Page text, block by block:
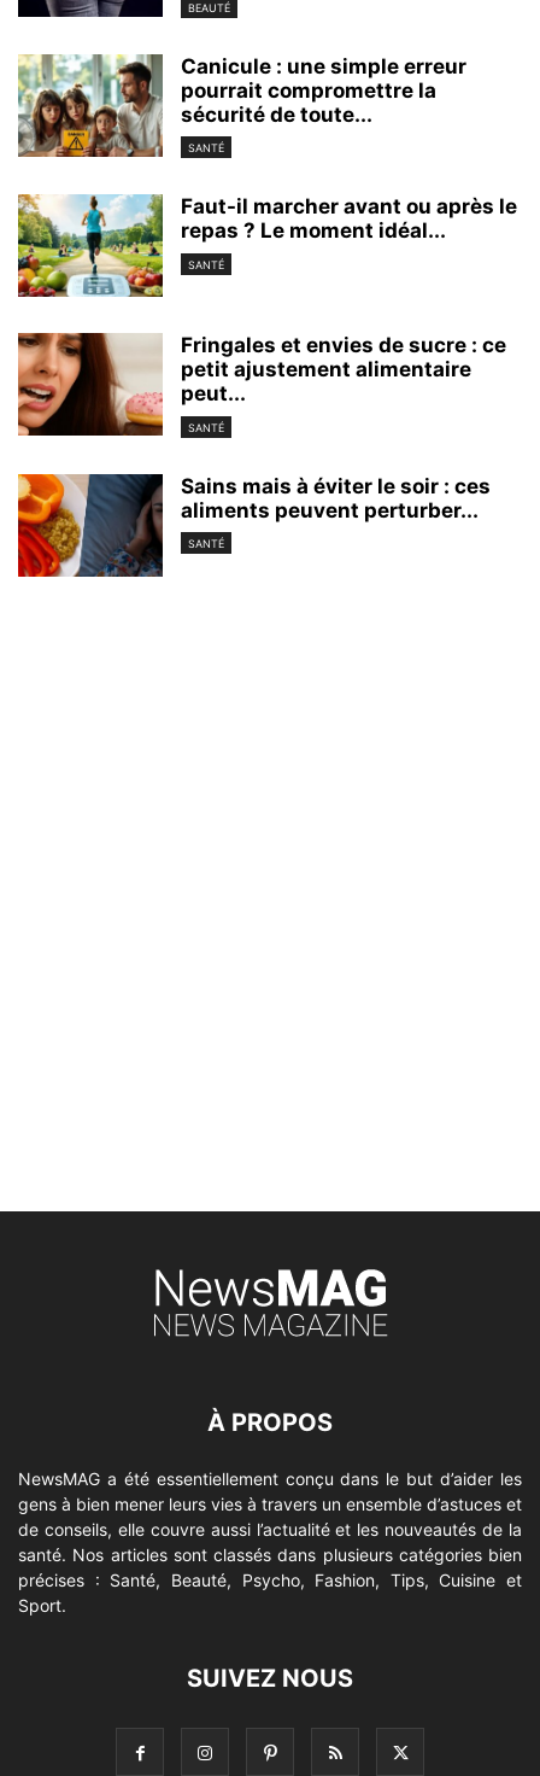
BEAUTÉ
Canicule : une simple erreur
pourrait compromettre la
sécurité de toute...
SANTÉ
Faut-il marcher avant ou après le
repas ? Le moment idéal...
SANTÉ
Fringales et envies de sucre : ce
petit ajustement alimentaire
peut...
SANTÉ
Sains mais à éviter le soir : ces
aliments peuvent perturber...
SANTÉ
À PROPOS
NewsMAG a été essentiellement conçu dans le but d’aider les
gens à bien mener leurs vies à travers un ensemble d’astuces et
de conseils, elle couvre aussi l’actualité et les nouveautés de la
santé. Nos articles sont classés dans plusieurs catégories bien
précises : Santé, Beauté, Psycho, Fashion, Tips, Cuisine et
Sport.
SUIVEZ NOUS